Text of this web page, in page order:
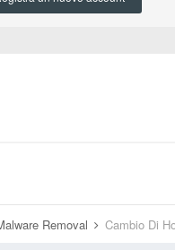
Removal Cambio Di